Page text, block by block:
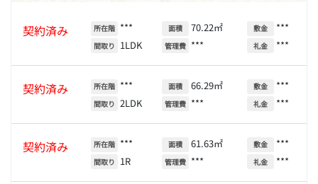
契約済み 所在階 ***
間取り 1LDK
面積 70.22㎡
管理費 ***
敷金 ***
礼金 ***
契約済み 所在階 ***
間取り 2LDK
面積 66.29㎡
管理費 ***
敷金 ***
礼金 ***
契約済み 所在階 ***
間取り 1R
面積 61.63㎡
管理費 ***
敷金 ***
礼金 ***